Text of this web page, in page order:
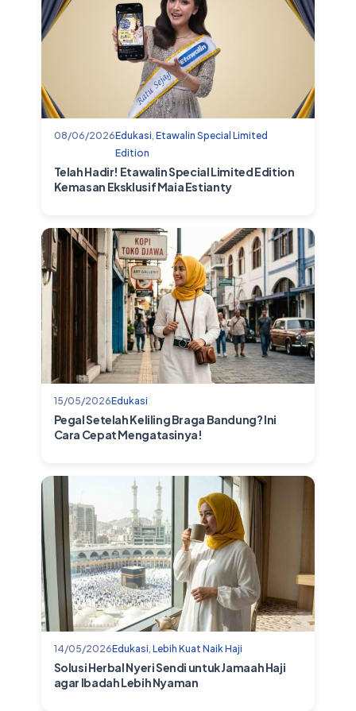
08/06/2026Edukasi, Etawalin Special Limited
Edition
Telah Hadir! Etawalin Special Limited Edition
Kemasan Eksklusif Maia Estianty
15/05/2026Edukasi
Pegal Setelah Keliling Braga Bandung? Ini
Cara Cepat Mengatasinya!
14/05/2026Edukasi, Lebih Kuat Naik Haji
Solusi Herbal Nyeri Sendi untuk Jamaah Haji
agar Ibadah Lebih Nyaman